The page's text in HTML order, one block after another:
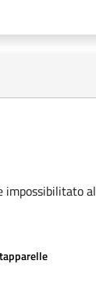
impossibilitato al
tapparelle